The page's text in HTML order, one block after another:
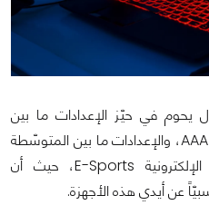
يحوم في حيّز الإعدادات ما بين
المُنخفضة والمتوسّطة مع ألعاب AAA، والإعدادات ما بين المتوسّطة
والمُرتفعة مع ألعاب الرياضات الإلكترونية E-Sports، حيث أن
عن أيدي هذه الأجهزة.